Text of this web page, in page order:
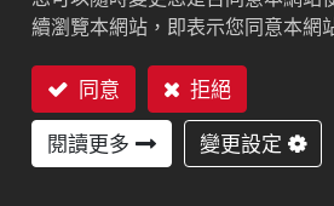
採用RFID後，倉庫盤點
67%
透過RFID，減少67%物流設
續瀏覽本網站，即表示您同意本網
同意
拒絕
閱讀更多
變更設定